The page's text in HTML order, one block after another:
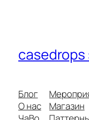
casedrops
Блог
О нас
Магазин